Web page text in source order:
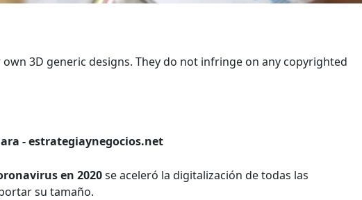
3D generic designs. They do not infringe on any copyrighted
- estrategiaynegocios.net
en 2020se aceleró la digitalización de todas las
su tamaño.